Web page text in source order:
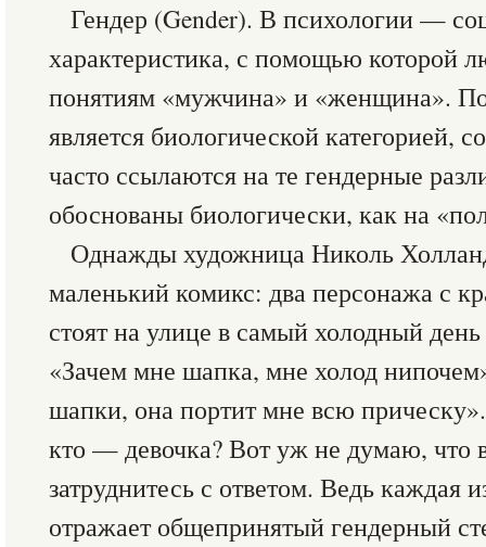
Гендер (Gender). В психологии —
характеристика, с помощью которой
понятиям «мужчина» и «женщина».
является биологической категорией,
часто ссылаются на те гендерные
обоснованы биологически, как на
Однажды художница Николь
маленький комикс: два персонажа с
стоят на улице в самый холодный
«Зачем мне шапка, мне холод
шапки, она портит мне всю
кто — девочка? Вот уж не думаю, что
затруднитесь с ответом. Ведь каждая
отражает общепринятый гендерный